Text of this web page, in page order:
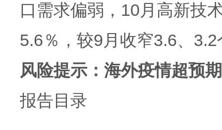
口需求偏弱，10月高新技
5.6％，较9月收窄3.6、
风险提示：海外疫情超预
报告目录